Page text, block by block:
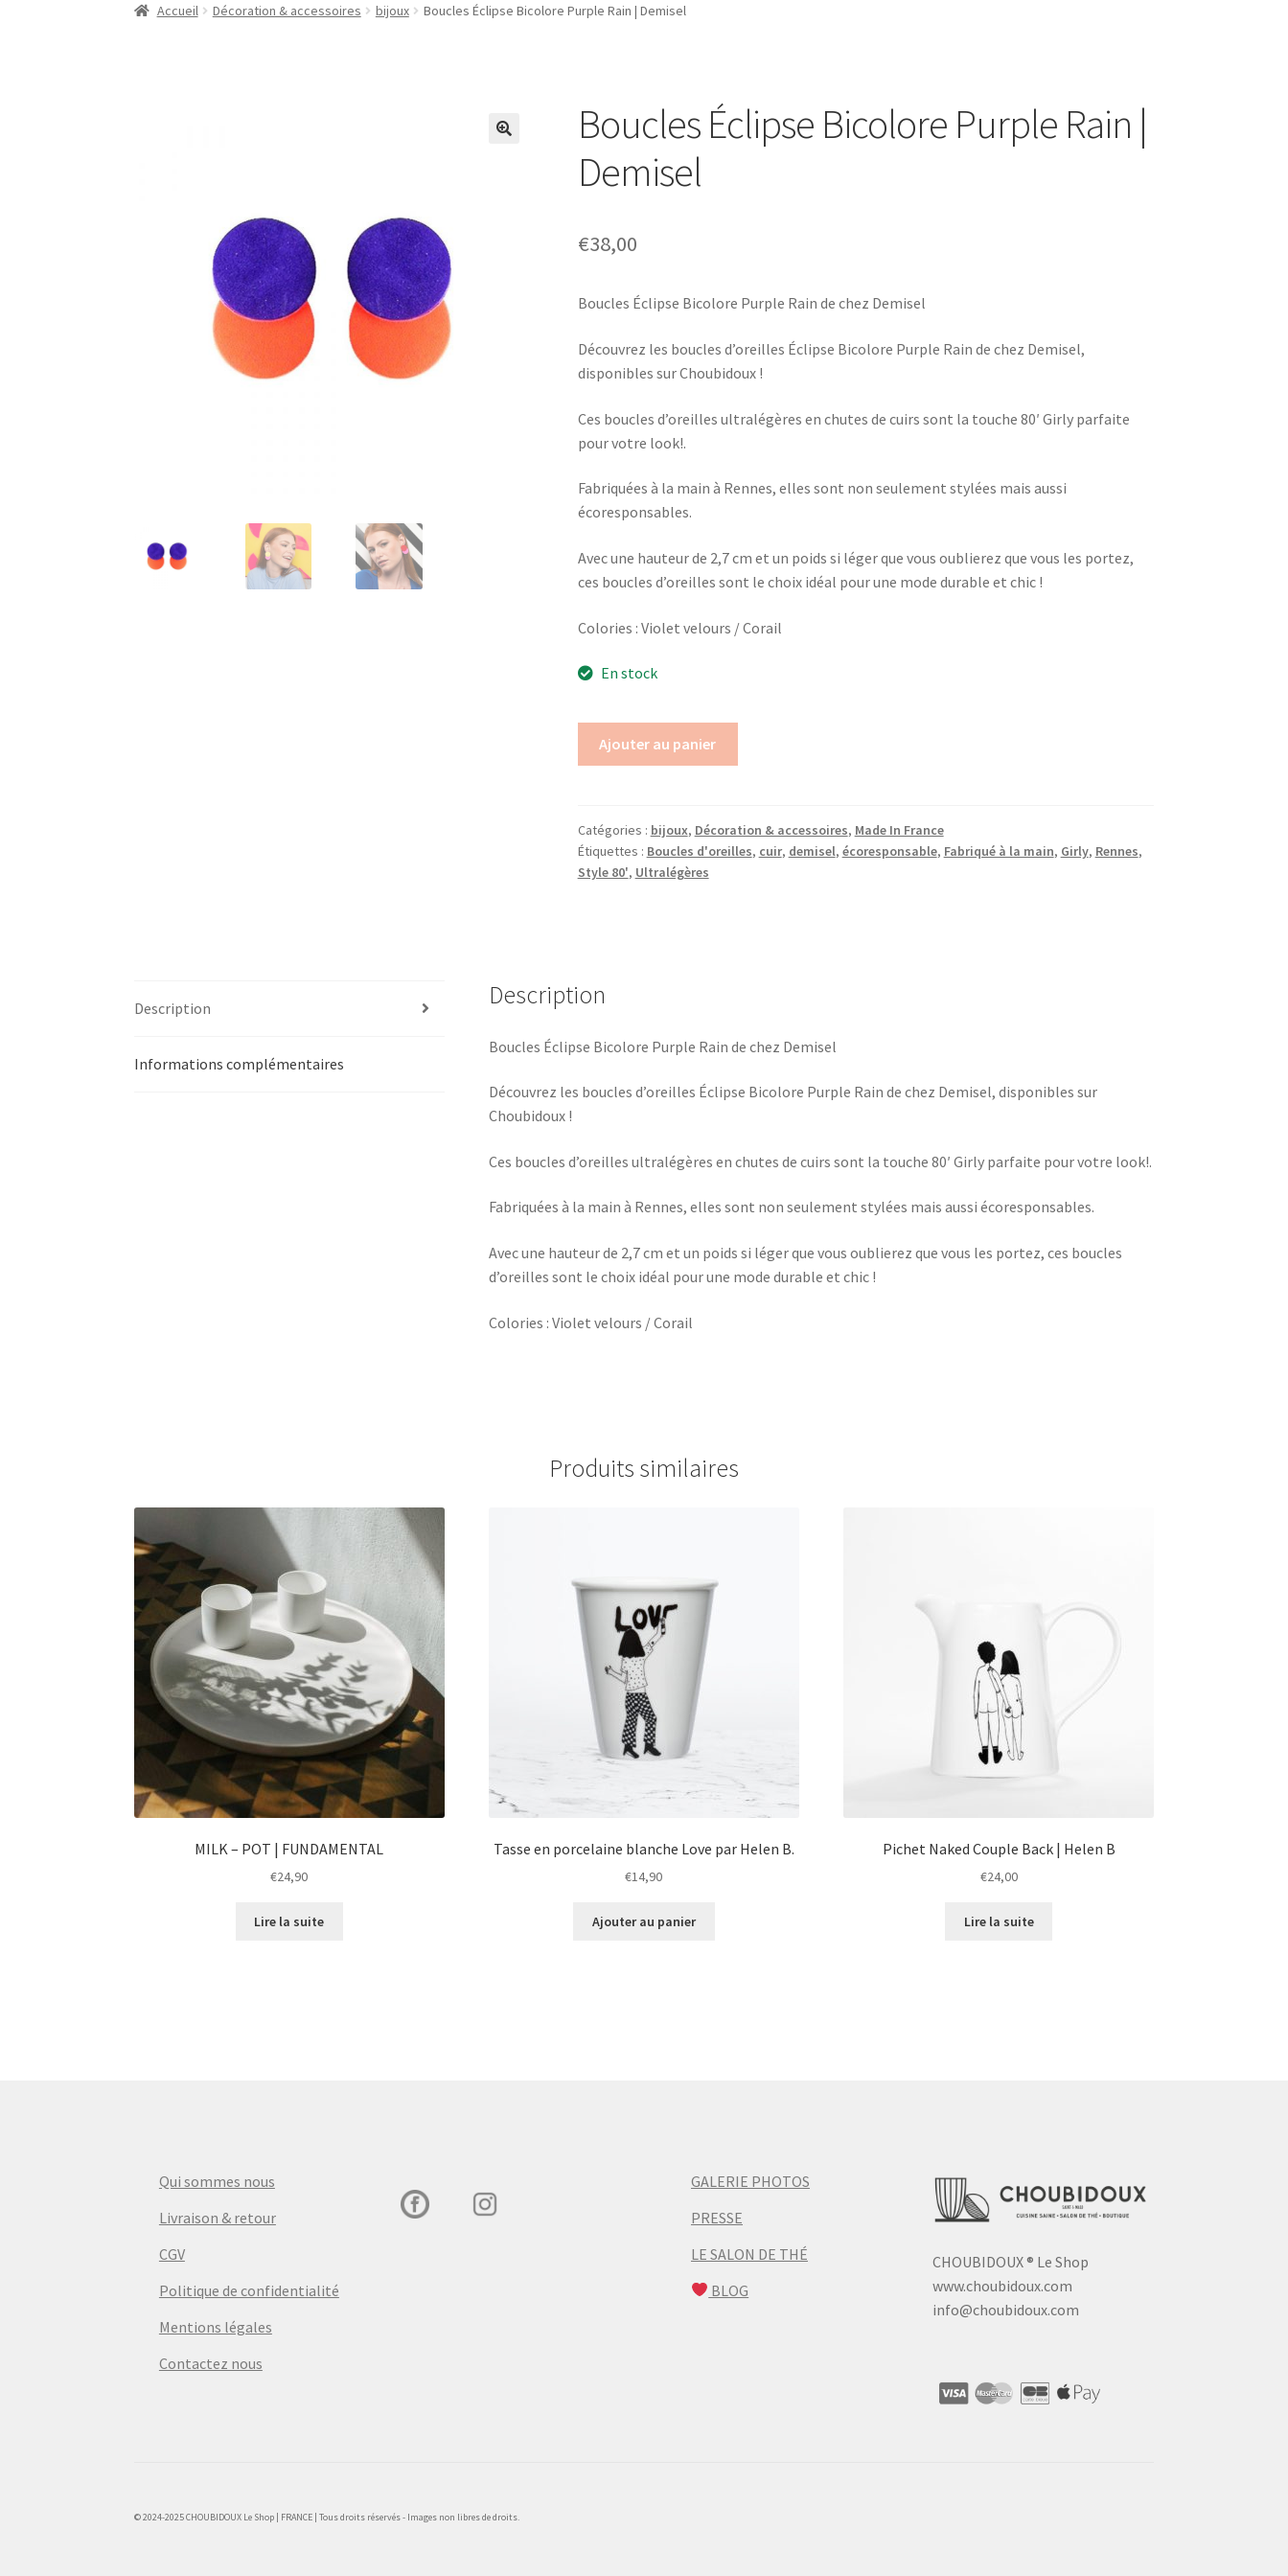
Accueil Décoration & accessoires bijoux Boucles Éclipse Bicolore Purple Rain | Demisel
Boucles Éclipse Bicolore Purple Rain |
Demisel
€38,00
Boucles Éclipse Bicolore Purple Rain de chez Demisel
Découvrez les boucles d’oreilles Éclipse Bicolore Purple Rain de chez Demisel,
disponibles sur Choubidoux !
Ces boucles d’oreilles ultralégères en chutes de cuirs sont la touche 80′ Girly parfaite
pour votre look!.
Fabriquées à la main à Rennes, elles sont non seulement stylées mais aussi
écoresponsables.
Avec une hauteur de 2,7 cm et un poids si léger que vous oublierez que vous les portez,
ces boucles d’oreilles sont le choix idéal pour une mode durable et chic !
Colories : Violet velours / Corail
En stock
Ajouter au panier
Catégories : bijoux, Décoration & accessoires, Made In France
Étiquettes : Boucles d'oreilles, cuir, demisel, écoresponsable, Fabriqué à la main, Girly, Rennes,
Style 80', Ultralégères
Description
Informations complémentaires
Description
Boucles Éclipse Bicolore Purple Rain de chez Demisel
Découvrez les boucles d’oreilles Éclipse Bicolore Purple Rain de chez Demisel, disponibles sur
Choubidoux !
Ces boucles d’oreilles ultralégères en chutes de cuirs sont la touche 80′ Girly parfaite pour votre look!.
Fabriquées à la main à Rennes, elles sont non seulement stylées mais aussi écoresponsables.
Avec une hauteur de 2,7 cm et un poids si léger que vous oublierez que vous les portez, ces boucles
d’oreilles sont le choix idéal pour une mode durable et chic !
Colories : Violet velours / Corail
Produits similaires
MILK – POT | FUNDAMENTAL
€24,90
Lire la suite
Tasse en porcelaine blanche Love par Helen B.
€14,90
Ajouter au panier
Pichet Naked Couple Back | Helen B
€24,00
Lire la suite
Qui sommes nous
Livraison & retour
CGV
Politique de confidentialité
Mentions légales
Contactez nous
GALERIE PHOTOS
PRESSE
LE SALON DE THÉ
BLOG
CHOUBIDOUX® Le Shop
www.choubidoux.com
info@choubidoux.com
© 2024-2025 CHOUBIDOUX Le Shop | FRANCE | Tous droits réservés - Images non libres de droits.